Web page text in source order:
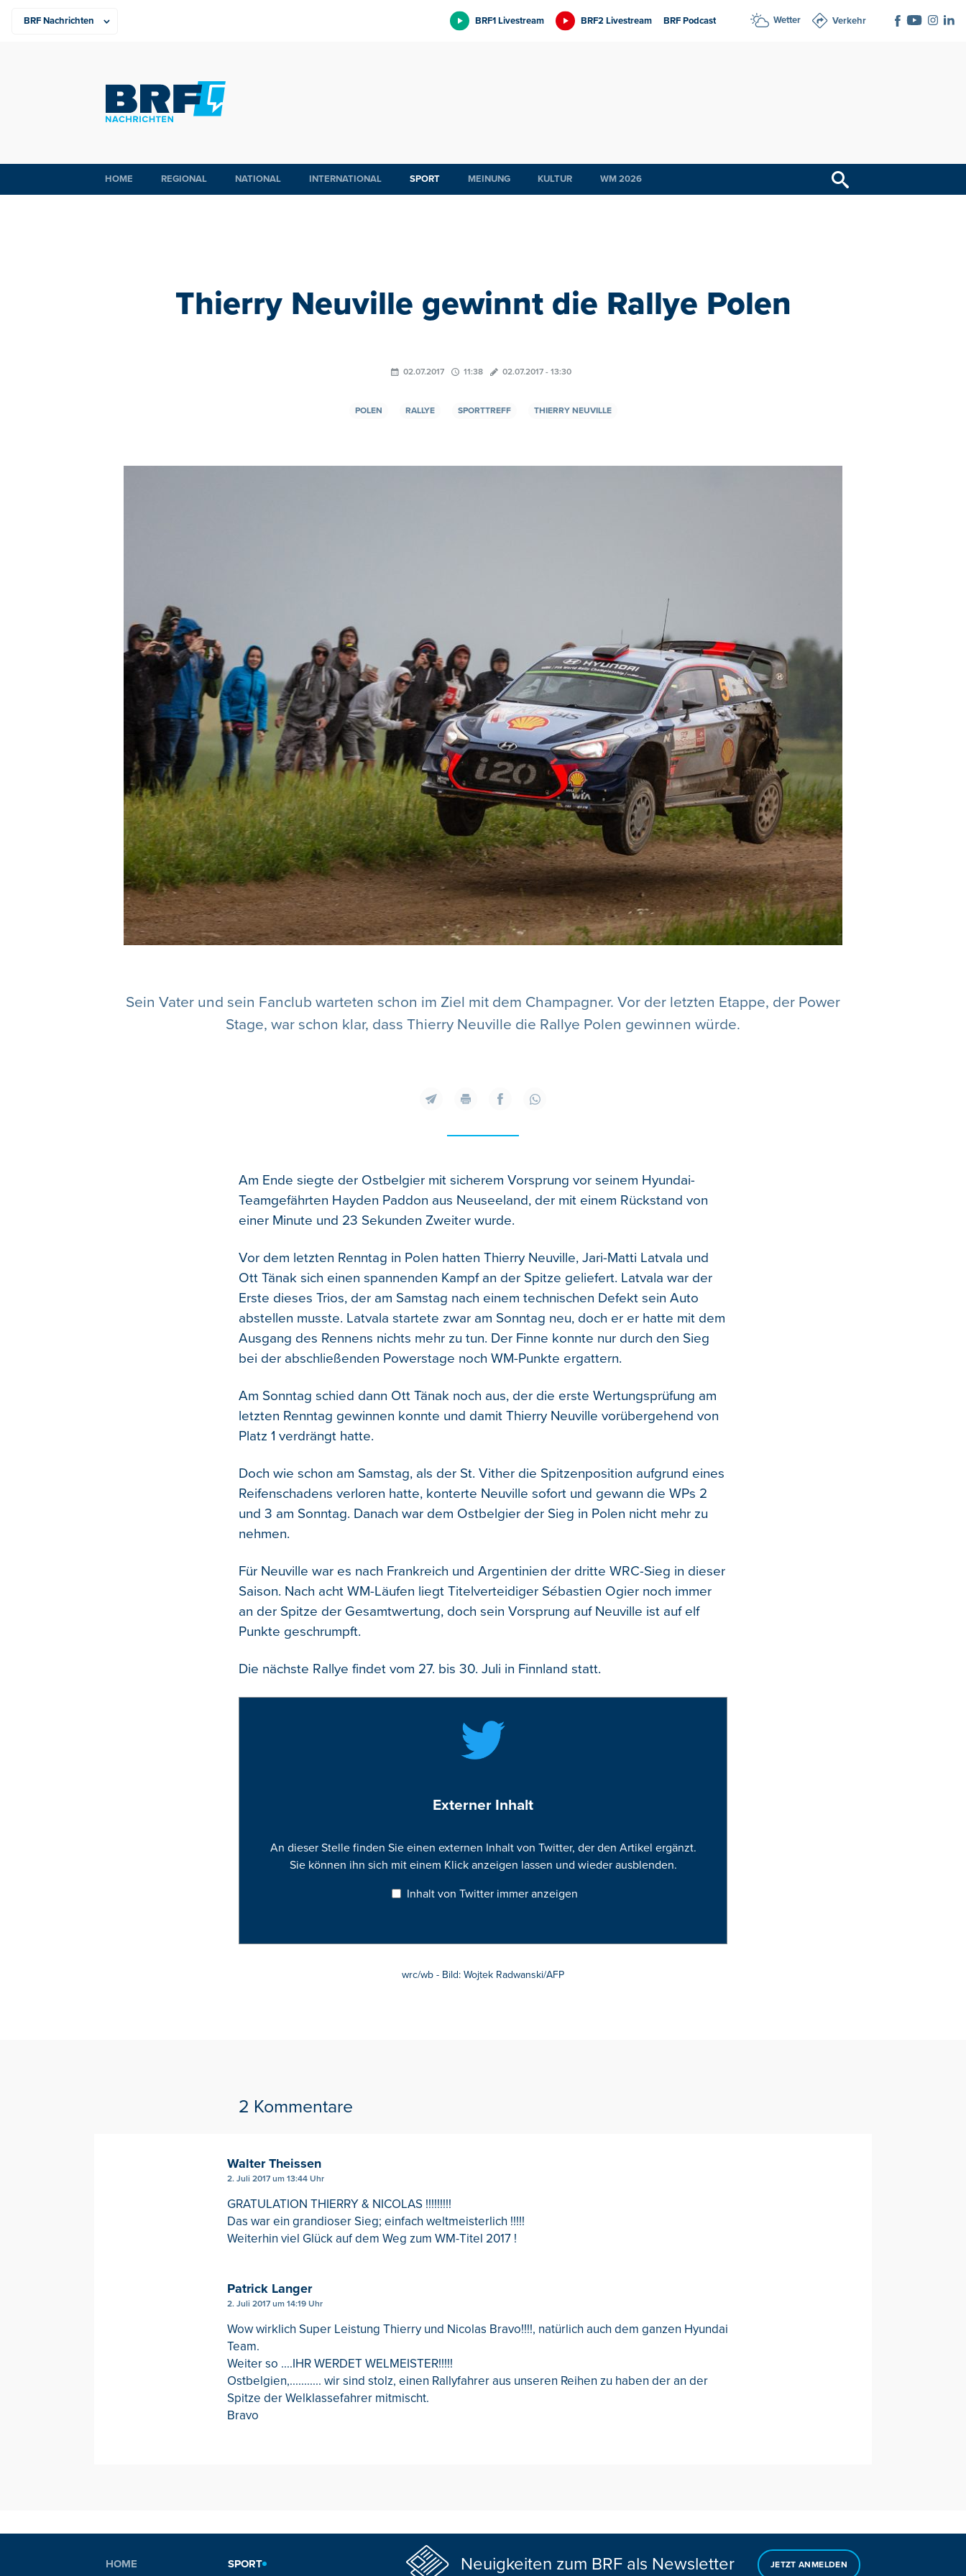
BRF1 Livestream BRF2 Livestream BRF Podcast Wetter Verkehr
HOME REGIONAL NATIONAL INTERNATIONAL SPORT MEINUNG KULTUR WM 2026
Thierry Neuville gewinnt die Rallye Polen
02.07.2017 11:38 02.07.2017 - 13:30
POLEN RALLYE SPORTTREFF THIERRY NEUVILLE
Sein Vater und sein Fanclub warteten schon im Ziel mit dem Champagner. Vor der letzten Etappe, der Power
Stage, war schon klar, dass Thierry Neuville die Rallye Polen gewinnen würde.
Am Ende siegte der Ostbelgier mit sicherem Vorsprung vor seinem Hyundai-
Teamgefährten Hayden Paddon aus Neuseeland, der mit einem Rückstand von
einer Minute und 23 Sekunden Zweiter wurde.
Vor dem letzten Renntag in Polen hatten Thierry Neuville, Jari-Matti Latvala und
Ott Tänak sich einen spannenden Kampf an der Spitze geliefert. Latvala war der
Erste dieses Trios, der am Samstag nach einem technischen Defekt sein Auto
abstellen musste. Latvala startete zwar am Sonntag neu, doch er er hatte mit dem
Ausgang des Rennens nichts mehr zu tun. Der Finne konnte nur durch den Sieg
bei der abschließenden Powerstage noch WM-Punkte ergattern.
Am Sonntag schied dann Ott Tänak noch aus, der die erste Wertungsprüfung am
letzten Renntag gewinnen konnte und damit Thierry Neuville vorübergehend von
Platz 1 verdrängt hatte.
Doch wie schon am Samstag, als der St. Vither die Spitzenposition aufgrund eines
Reifenschadens verloren hatte, konterte Neuville sofort und gewann die WPs 2
und 3 am Sonntag. Danach war dem Ostbelgier der Sieg in Polen nicht mehr zu
nehmen.
Für Neuville war es nach Frankreich und Argentinien der dritte WRC-Sieg in dieser
Saison. Nach acht WM-Läufen liegt Titelverteidiger Sébastien Ogier noch immer
an der Spitze der Gesamtwertung, doch sein Vorsprung auf Neuville ist auf elf
Punkte geschrumpft.
Die nächste Rallye findet vom 27. bis 30. Juli in Finnland statt.
Externer Inhalt
An dieser Stelle finden Sie einen externen Inhalt von Twitter, der den Artikel ergänzt.
Sie können ihn sich mit einem Klick anzeigen lassen und wieder ausblenden.
Inhalt von Twitter immer anzeigen
wrc/wb - Bild: Wojtek Radwanski/AFP
2 Kommentare
Walter Theissen
2. Juli 2017 um 13:44 Uhr
GRATULATION THIERRY & NICOLAS !!!!!!!!!
Das war ein grandioser Sieg; einfach weltmeisterlich !!!!!
Weiterhin viel Glück auf dem Weg zum WM-Titel 2017 !
Patrick Langer
2. Juli 2017 um 14:19 Uhr
Wow wirklich Super Leistung Thierry und Nicolas Bravo!!!!, natürlich auch dem ganzen Hyundai
Team.
Weiter so ....IHR WERDET WELMEISTER!!!!!
Ostbelgien,........... wir sind stolz, einen Rallyfahrer aus unseren Reihen zu haben der an der
Spitze der Welklassefahrer mitmischt.
Bravo
HOME
SPORT
Neuigkeiten zum BRF als Newsletter JETZT ANMELDEN